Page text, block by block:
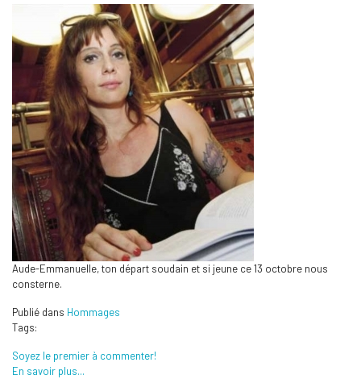
Aude-Emmanuelle, ton départ soudain et si jeune ce 13 octobre nous
consterne.
Publié dans Hommages
Tags:
Soyez le premier à commenter!
En savoir plus...